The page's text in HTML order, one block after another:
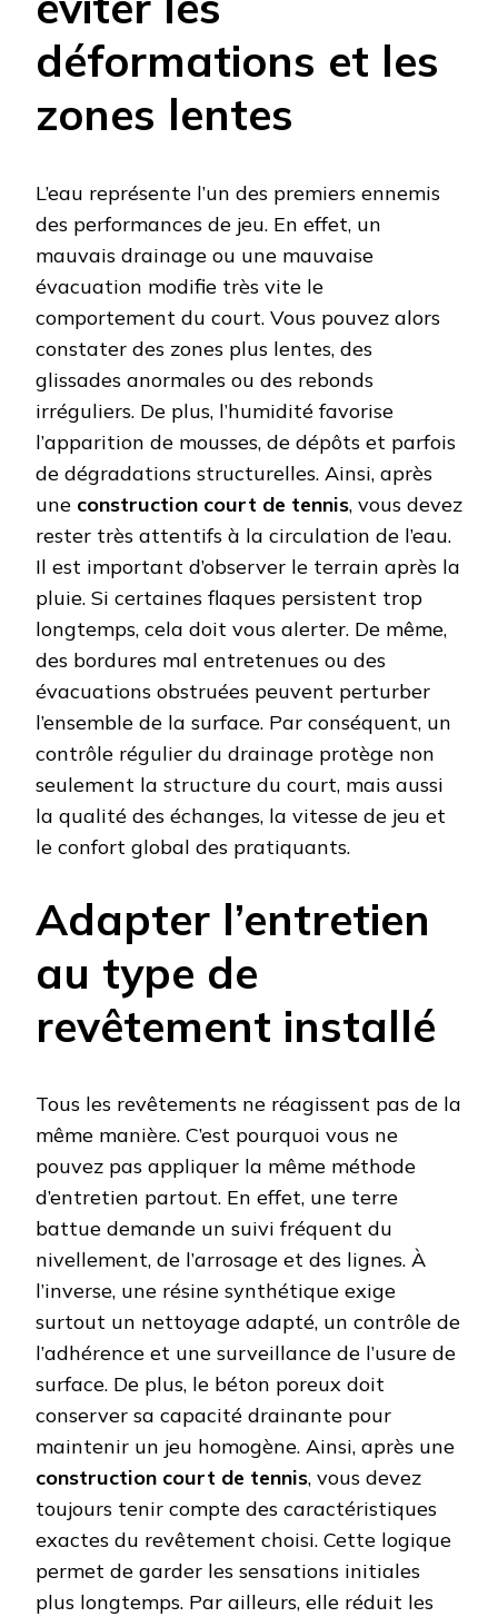
déformations et les
zones lentes
L’eau représente l’un des premiers ennemis
des performances de jeu. En effet, un
mauvais drainage ou une mauvaise
évacuation modifie très vite le
comportement du court. Vous pouvez alors
constater des zones plus lentes, des
glissades anormales ou des rebonds
irréguliers. De plus, l’humidité favorise
l’apparition de mousses, de dépôts et parfois
de dégradations structurelles. Ainsi, après
une construction court de tennis, vous devez
rester très attentifs à la circulation de l’eau.
Il est important d’observer le terrain après la
pluie. Si certaines flaques persistent trop
longtemps, cela doit vous alerter. De même,
des bordures mal entretenues ou des
évacuations obstruées peuvent perturber
l’ensemble de la surface. Par conséquent, un
contrôle régulier du drainage protège non
seulement la structure du court, mais aussi
la qualité des échanges, la vitesse de jeu et
le confort global des pratiquants.
Adapter l’entretien
au type de
revêtement installé
Tous les revêtements ne réagissent pas de la
même manière. C’est pourquoi vous ne
pouvez pas appliquer la même méthode
d’entretien partout. En effet, une terre
battue demande un suivi fréquent du
nivellement, de l’arrosage et des lignes. À
l’inverse, une résine synthétique exige
surtout un nettoyage adapté, un contrôle de
l’adhérence et une surveillance de l’usure de
surface. De plus, le béton poreux doit
conserver sa capacité drainante pour
maintenir un jeu homogène. Ainsi, après une
construction court de tennis, vous devez
toujours tenir compte des caractéristiques
exactes du revêtement choisi. Cette logique
permet de garder les sensations initiales
plus longtemps. Par ailleurs, elle réduit les